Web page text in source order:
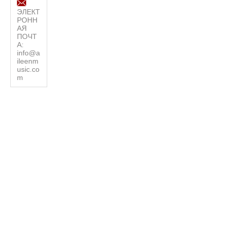
ЭЛЕКТ
РОНН
АЯ
ПОЧТ
А:
info@a
ileenm
usic.co
m